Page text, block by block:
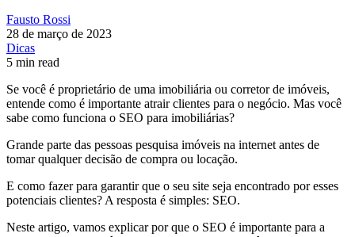
Fausto Rossi
28 de março de 2023
Dicas
5 min read
Se você é proprietário de uma imobiliária ou corretor de imóveis,
entende como é importante atrair clientes para o negócio. Mas você
sabe como funciona o SEO para imobiliárias?
Grande parte das pessoas pesquisa imóveis na internet antes de
tomar qualquer decisão de compra ou locação.
E como fazer para garantir que o seu site seja encontrado por esses
potenciais clientes? A resposta é simples: SEO.
Neste artigo, vamos explicar por que o SEO é importante para a